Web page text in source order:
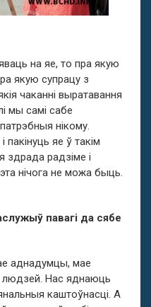
на яе, то пра якую
якую супрацу з
чаканні выратавання
мы самі сабе
нікому.
пакінуць яе ў такім
здрада радзіме і
нічога не можа быць.
павагі да сябе
аднадумцы, мае
Нас яднаюць
каштоўнасці. А